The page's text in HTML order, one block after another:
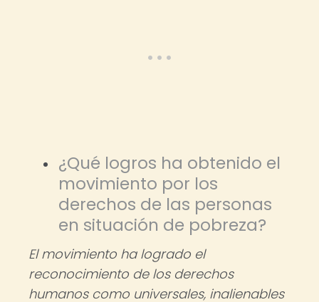
¿Qué logros ha obtenido el
movimiento por los
derechos de las personas
en situación de pobreza?
El movimiento ha logrado el
reconocimiento de los derechos
humanos como universales, inalienables